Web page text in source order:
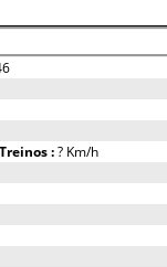
Treinos :? Km/h